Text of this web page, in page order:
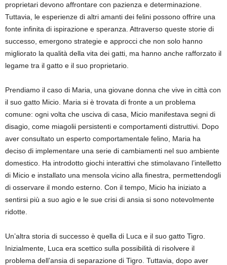
proprietari devono affrontare con pazienza e determinazione.
Tuttavia, le esperienze di altri amanti dei felini possono offrire una
fonte infinita di ispirazione e speranza. Attraverso queste storie di
successo, emergono strategie e approcci che non solo hanno
migliorato la qualità della vita dei gatti, ma hanno anche rafforzato il
legame tra il gatto e il suo proprietario.
Prendiamo il caso di Maria, una giovane donna che vive in città con
il suo gatto Micio. Maria si è trovata di fronte a un problema
comune: ogni volta che usciva di casa, Micio manifestava segni di
disagio, come miagolii persistenti e comportamenti distruttivi. Dopo
aver consultato un esperto comportamentale felino, Maria ha
deciso di implementare una serie di cambiamenti nel suo ambiente
domestico. Ha introdotto giochi interattivi che stimolavano l’intelletto
di Micio e installato una mensola vicino alla finestra, permettendogli
di osservare il mondo esterno. Con il tempo, Micio ha iniziato a
sentirsi più a suo agio e le sue crisi di ansia si sono notevolmente
ridotte.
Un’altra storia di successo è quella di Luca e il suo gatto Tigro.
Inizialmente, Luca era scettico sulla possibilità di risolvere il
problema dell’ansia di separazione di Tigro. Tuttavia, dopo aver